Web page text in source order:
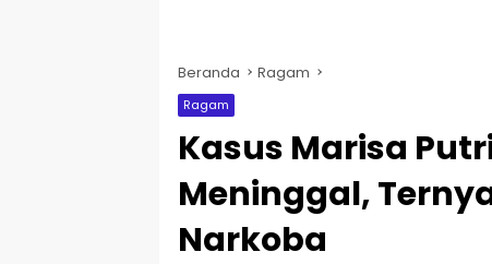
Beranda Ragam
Ragam
Kasus Marisa
Meninggal,
Narkoba